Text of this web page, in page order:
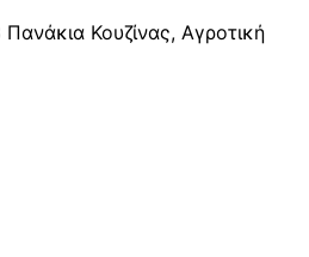
Κουζίνας, Αγροτική